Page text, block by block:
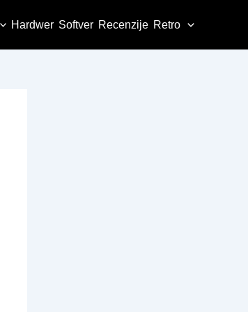
Hardwer Softver Recenzije Retro